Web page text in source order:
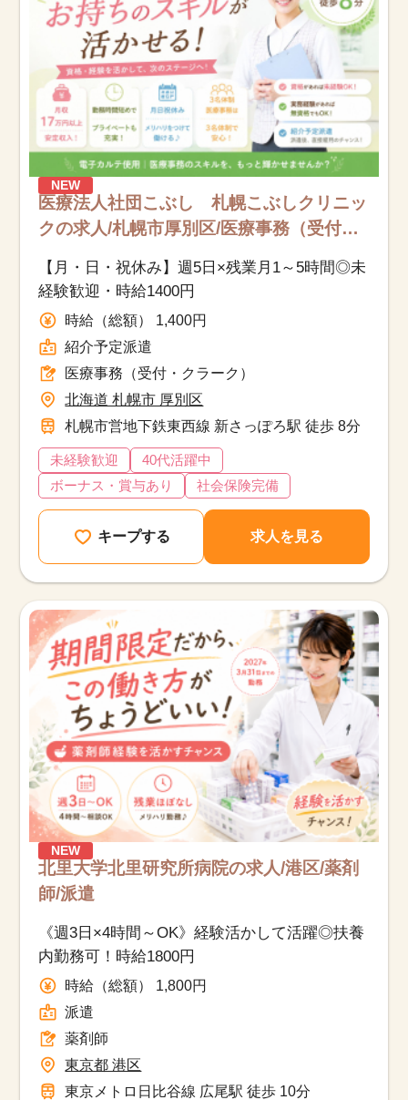
NEW
医療法人社団こぶし 札幌こぶしクリニッ
クの求人/札幌市厚別区/医療事務（受付・
【月・日・祝休み】週5日×残業月1～5時間◎未
経験歓迎・時給1400円
時給（総額） 1,400円
紹介予定派遣
医療事務（受付・クラーク）
北海道 札幌市 厚別区
札幌市営地下鉄東西線 新さっぽろ駅 徒歩 8分
未経験歓迎
40代活躍中
ボーナス・賞与あり
社会保険完備
キープする 求人を見る
NEW
北里大学北里研究所病院の求人/港区/薬剤
師/派遣
《週3日×4時間～OK》経験活かして活躍◎扶養
内勤務可！時給1800円
時給（総額） 1,800円
派遣
薬剤師
東京都 港区
東京メトロ日比谷線 広尾駅 徒歩 10分